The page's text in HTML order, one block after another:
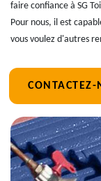
faire confiance à SG
Pour nous, il est
vous voulez d'autres
CONTACTEZ-